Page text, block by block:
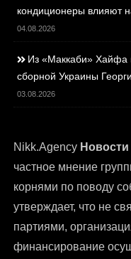
кондиционеры влияют
04.08.2026
Из «Маккаби» Хайфа
сборной Украины
03.08.2026
Nikk.Agency
частное мнение
корнями по поводу
утверждает, что не
партиями,
финансирование